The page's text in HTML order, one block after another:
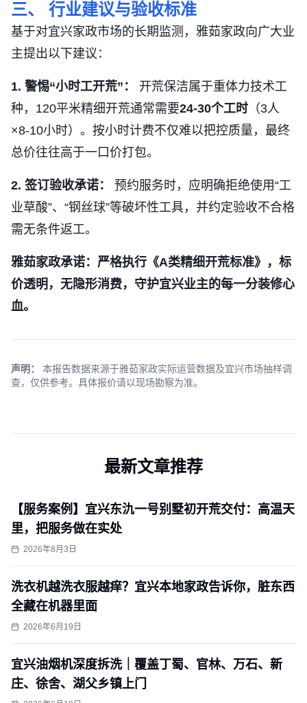
三、 行业建议与验收标准
基于对宜兴家政市场的长期监测，雅茹家政向广大业
主提出以下建议：
1. 警惕“小时工开荒”：
开荒保洁属于重体力技术工
种，120平米精细开荒通常需要24-30个工时 （3人
×8-10小时）。按小时计费不仅难以把控质量，最终
总价往往高于一口价打包。
2. 签订验收承诺：
预约服务时，应明确拒绝使用“工
业草酸”、“钢丝球”等破坏性工具，并约定验收不合格
需无条件返工。
雅茹家政承诺：严格执行《A类精细开荒标准》，标
价透明，无隐形消费，守护宜兴业主的每一分装修心
血。
声明：
本报告数据来源于雅茹家政实际运营数据及宜兴市场抽样调
查，仅供参考。具体报价请以现场勘察为准。
最新文章推荐
【服务案例】宜兴东氿一号别墅初开荒交付：高温天
里，把服务做在实处
2026年8月3日
洗衣机越洗衣服越痒？宜兴本地家政告诉你，脏东西
全藏在机器里面
2026年6月19日
宜兴油烟机深度拆洗｜覆盖丁蜀、官林、万石、新
庄、徐舍、湖父乡镇上门